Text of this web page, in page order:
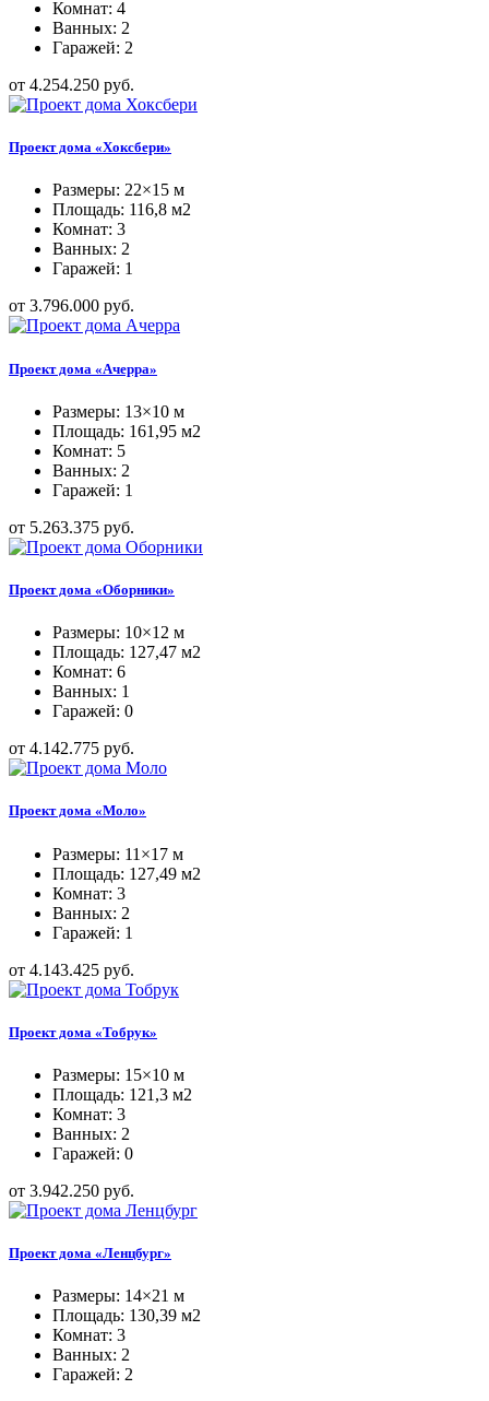
Комнат: 4
Ванных: 2
Гаражей: 2
от 4.254.250 руб.
Проект дома «Хоксбери»
Размеры: 22×15 м
Площадь: 116,8 м2
Комнат: 3
Ванных: 2
Гаражей: 1
от 3.796.000 руб.
Проект дома «Ачерра»
Размеры: 13×10 м
Площадь: 161,95 м2
Комнат: 5
Ванных: 2
Гаражей: 1
от 5.263.375 руб.
Проект дома «Оборники»
Размеры: 10×12 м
Площадь: 127,47 м2
Комнат: 6
Ванных: 1
Гаражей: 0
от 4.142.775 руб.
Проект дома «Моло»
Размеры: 11×17 м
Площадь: 127,49 м2
Комнат: 3
Ванных: 2
Гаражей: 1
от 4.143.425 руб.
Проект дома «Тобрук»
Размеры: 15×10 м
Площадь: 121,3 м2
Комнат: 3
Ванных: 2
Гаражей: 0
от 3.942.250 руб.
Проект дома «Ленцбург»
Размеры: 14×21 м
Площадь: 130,39 м2
Комнат: 3
Ванных: 2
Гаражей: 2